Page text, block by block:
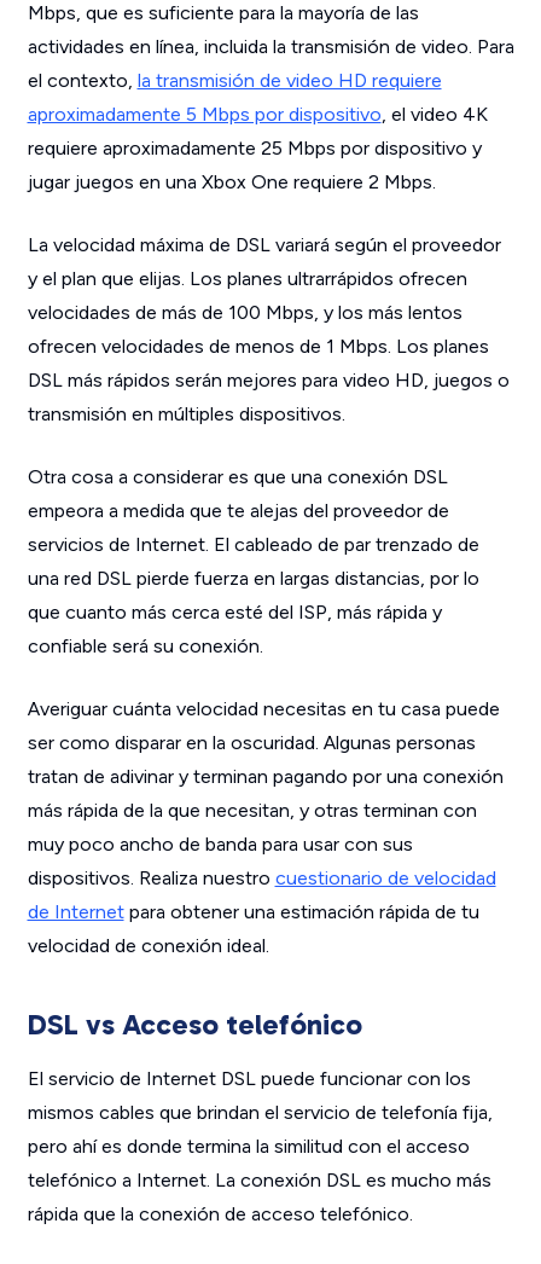
Mbps, que es suficiente para la mayoría de las
actividades en línea, incluida la transmisión de video. Para
el contexto, la transmisión de video HD requiere
aproximadamente 5 Mbps por dispositivo, el video 4K
requiere aproximadamente 25 Mbps por dispositivo y
jugar juegos en una Xbox One requiere 2 Mbps.
La velocidad máxima de DSL variará según el proveedor
y el plan que elijas. Los planes ultrarrápidos ofrecen
velocidades de más de 100 Mbps, y los más lentos
ofrecen velocidades de menos de 1 Mbps. Los planes
DSL más rápidos serán mejores para video HD, juegos o
transmisión en múltiples dispositivos.
Otra cosa a considerar es que una conexión DSL
empeora a medida que te alejas del proveedor de
servicios de Internet. El cableado de par trenzado de
una red DSL pierde fuerza en largas distancias, por lo
que cuanto más cerca esté del ISP, más rápida y
confiable será su conexión.
Averiguar cuánta velocidad necesitas en tu casa puede
ser como disparar en la oscuridad. Algunas personas
tratan de adivinar y terminan pagando por una conexión
más rápida de la que necesitan, y otras terminan con
muy poco ancho de banda para usar con sus
dispositivos. Realiza nuestro cuestionario de velocidad
de Internetpara obtener una estimación rápida de tu
velocidad de conexión ideal.
DSL vs Acceso telefónico
El servicio de Internet DSL puede funcionar con los
mismos cables que brindan el servicio de telefonía fija,
pero ahí es donde termina la similitud con el acceso
telefónico a Internet. La conexión DSL es mucho más
rápida que la conexión de acceso telefónico.